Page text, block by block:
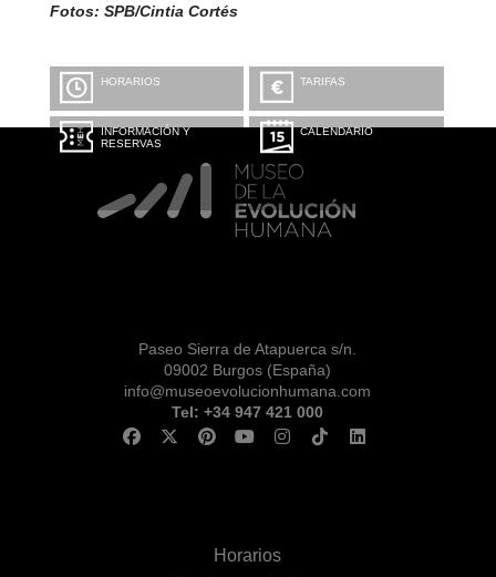
Fotos: SPB/Cintia Cortés
HORARIOS TARIFAS
INFORMACIÓN Y
RESERVAS
CALENDARIO
Paseo Sierra de Atapuerca s/n.
09002 Burgos (España)
info@museoevolucionhumana.com
Tel: +34 947 421 000
Horarios